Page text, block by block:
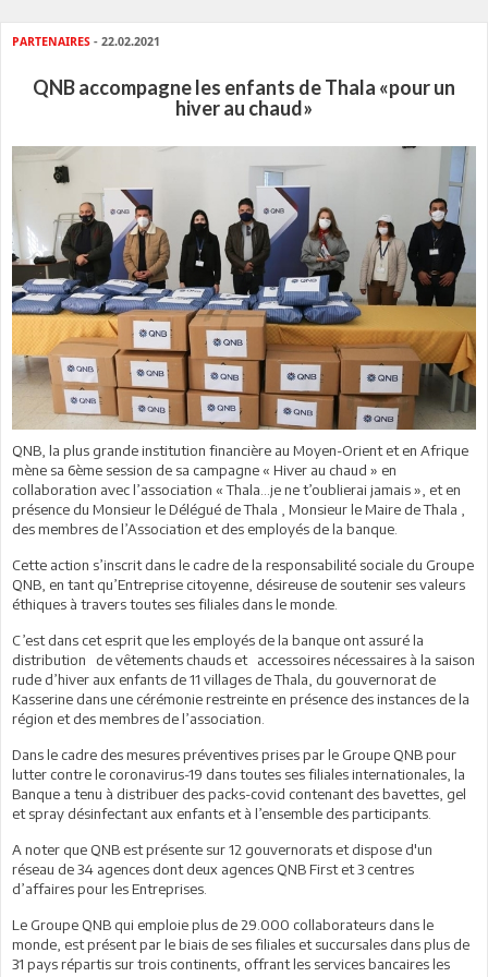
PARTENAIRES - 22.02.2021
QNB accompagne les enfants de Thala «pour un
hiver au chaud»
QNB, la plus grande institution financière au Moyen-Orient et en Afrique
mène sa 6ème session de sa campagne « Hiver au chaud » en
collaboration avec l’association « Thala…je ne t’oublierai jamais », et en
présence du Monsieur le Délégué de Thala , Monsieur le Maire de Thala ,
des membres de l’Association et des employés de la banque.
Cette action s’inscrit dans le cadre de la responsabilité sociale du Groupe
QNB, en tant qu’Entreprise citoyenne, désireuse de soutenir ses valeurs
éthiques à travers toutes ses filiales dans le monde.
C’est dans cet esprit que les employés de la banque ont assuré la
distribution de vêtements chauds et accessoires nécessaires à la saison
rude d’hiver aux enfants de 11 villages de Thala, du gouvernorat de
Kasserine dans une cérémonie restreinte en présence des instances de la
région et des membres de l’association.
Dans le cadre des mesures préventives prises par le Groupe QNB pour
lutter contre le coronavirus-19 dans toutes ses filiales internationales, la
Banque a tenu à distribuer des packs-covid contenant des bavettes, gel
et spray désinfectant aux enfants et à l’ensemble des participants.
A noter que QNB est présente sur 12 gouvernorats et dispose d'un
réseau de 34 agences dont deux agences QNB First et 3 centres
d’affaires pour les Entreprises.
Le Groupe QNB qui emploie plus de 29.000 collaborateurs dans le
monde, est présent par le biais de ses filiales et succursales dans plus de
31 pays répartis sur trois continents, offrant les services bancaires les